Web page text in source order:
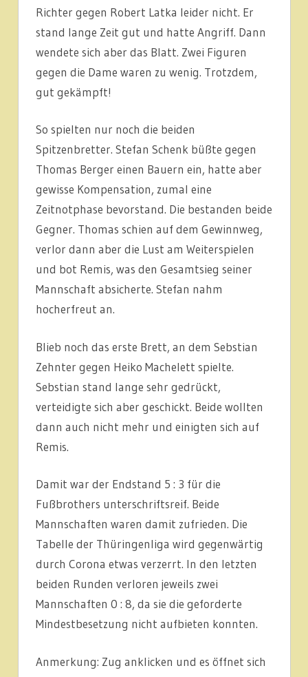
Richter gegen Robert Latka leider nicht. Er
stand lange Zeit gut und hatte Angriff. Dann
wendete sich aber das Blatt. Zwei Figuren
gegen die Dame waren zu wenig. Trotzdem,
gut gekämpft!
So spielten nur noch die beiden
Spitzenbretter. Stefan Schenk büßte gegen
Thomas Berger einen Bauern ein, hatte aber
gewisse Kompensation, zumal eine
Zeitnotphase bevorstand. Die bestanden beide
Gegner. Thomas schien auf dem Gewinnweg,
verlor dann aber die Lust am Weiterspielen
und bot Remis, was den Gesamtsieg seiner
Mannschaft absicherte. Stefan nahm
hocherfreut an.
Blieb noch das erste Brett, an dem Sebstian
Zehnter gegen Heiko Machelett spielte.
Sebstian stand lange sehr gedrückt,
verteidigte sich aber geschickt. Beide wollten
dann auch nicht mehr und einigten sich auf
Remis.
Damit war der Endstand 5 : 3 für die
Fußbrothers unterschriftsreif. Beide
Mannschaften waren damit zufrieden. Die
Tabelle der Thüringenliga wird gegenwärtig
durch Corona etwas verzerrt. In den letzten
beiden Runden verloren jeweils zwei
Mannschaften 0 : 8, da sie die geforderte
Mindestbesetzung nicht aufbieten konnten.
Anmerkung: Zug anklicken und es öffnet sich